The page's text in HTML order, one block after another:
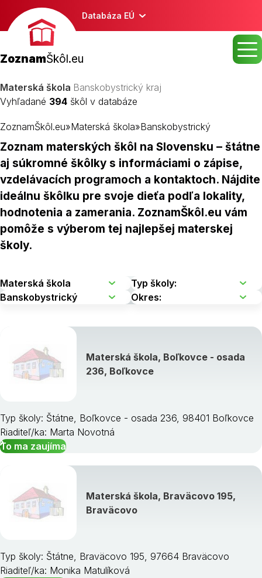
Databáza EÚ
ZoznamŠkôl.eu
Materská škola Banskobystrický kraj
Vyhľadané 394 škôl v databáze
ZoznamŠkôl.eu»Materská škola»Banskobystrický
Zoznam materských škôl na Slovensku – štátne
aj súkromné škôlky s informáciami o zápise,
vzdelávacích programoch a kontaktoch. Nájdite
ideálnu škôlku pre svoje dieťa podľa lokality,
hodnotenia a zamerania. ZoznamŠkôl.eu vám
pomôže s výberom tej najlepšej materskej
školy.
Materská škola, Boľkovce - osada
236, Boľkovce
Typ školy: Štátne, Boľkovce - osada 236, 98401 Boľkovce
Riaditeľ/ka: Marta Novotná
To ma zaujíma
Materská škola, Braväcovo 195,
Braväcovo
Typ školy: Štátne, Braväcovo 195, 97664 Braväcovo
Riaditeľ/ka: Monika Matulíková